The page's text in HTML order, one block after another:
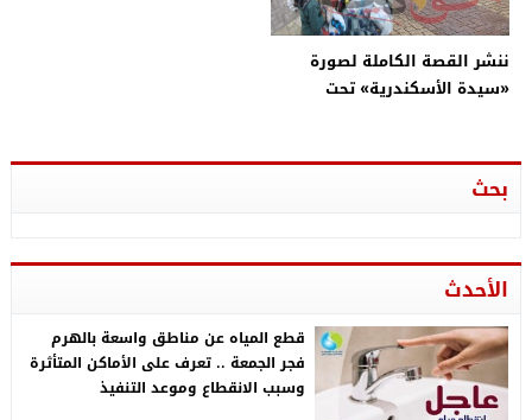
ننشر القصة الكاملة لصورة
«سيدة الأسكندرية» تحت
من مرة .. الحالة غير متواجدة
الآن بالشارع
بحث
الأحدث
قطع المياه عن مناطق واسعة بالهرم
فجر الجمعة .. تعرف على الأماكن المتأثرة
وسبب الانقطاع وموعد التنفيذ